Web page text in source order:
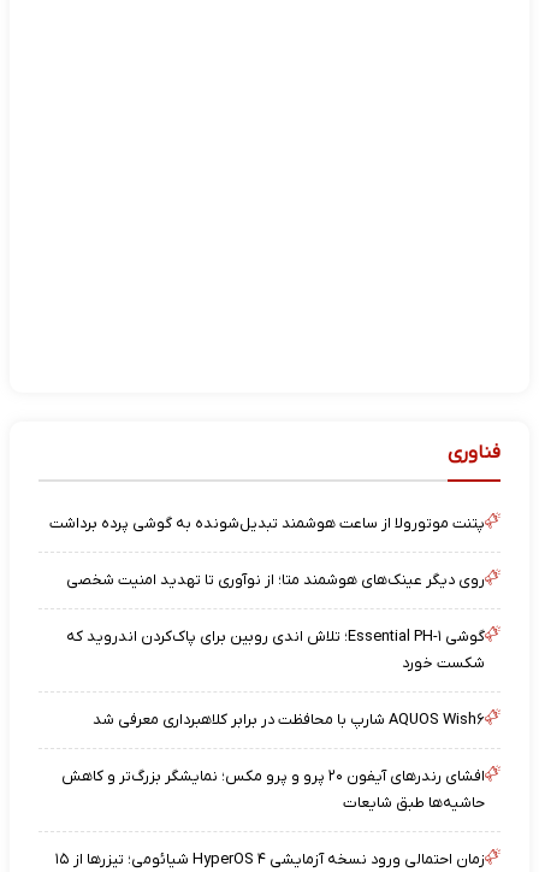
فناوری
پتنت موتورولا از ساعت هوشمند تبدیل‌شونده به گوشی پرده برداشت
روی دیگر عینک‌های هوشمند متا؛ از نوآوری تا تهدید امنیت شخصی
گوشی Essential PH-۱؛ تلاش اندی روبین برای پاک‌کردن اندروید که
شکست خورد
AQUOS Wish۶ شارپ با محافظت در برابر کلاهبرداری معرفی شد
افشای رندرهای آیفون ۲۰ پرو و پرو مکس؛ نمایشگر بزرگ‌تر و کاهش
حاشیه‌ها طبق شایعات
زمان احتمالی ورود نسخه آزمایشی HyperOS ۴ شیائومی؛ تیزرها از ۱۵